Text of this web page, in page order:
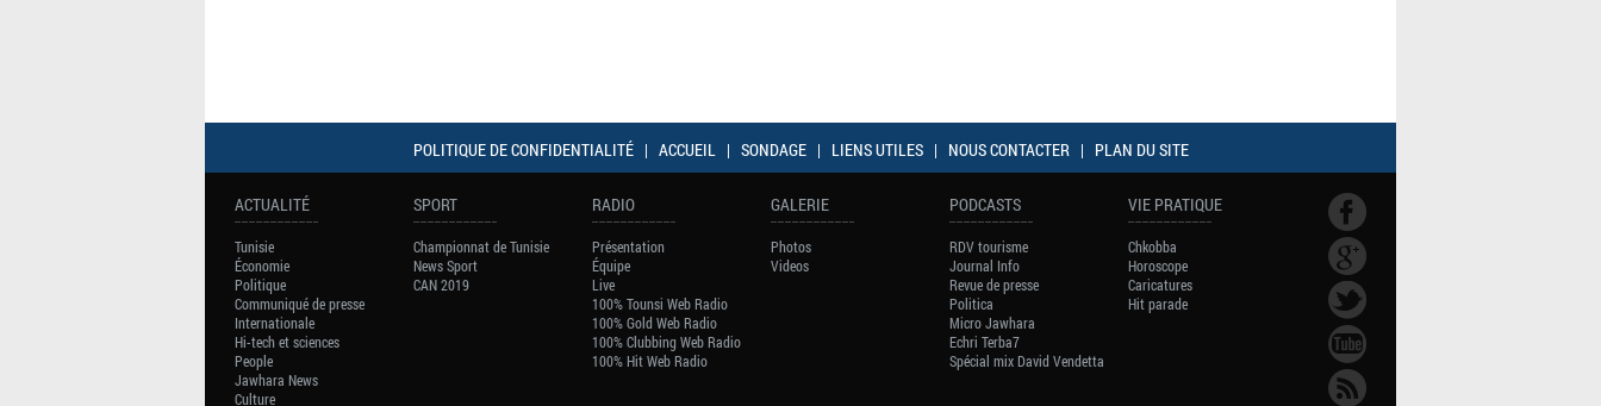
POLITIQUE DE CONFIDENTIALITÉ | ACCUEIL | SONDAGE | LIENS UTILES | NOUS CONTACTER | PLAN DU SITE
ACTUALITÉ
Tunisie
Économie
Politique
Communiqué de presse
Internationale
Hi-tech et sciences
People
Jawhara News
Culture
SPORT
Championnat de Tunisie
News Sport
CAN 2019
RADIO
Présentation
Équipe
Live
100% Tounsi Web Radio
100% Gold Web Radio
100% Clubbing Web Radio
100% Hit Web Radio
GALERIE
Photos
Videos
PODCASTS
RDV tourisme
Journal Info
Revue de presse
Politica
Micro Jawhara
Echri Terba7
Spécial mix David Vendetta
VIE PRATIQUE
Chkobba
Horoscope
Caricatures
Hit parade